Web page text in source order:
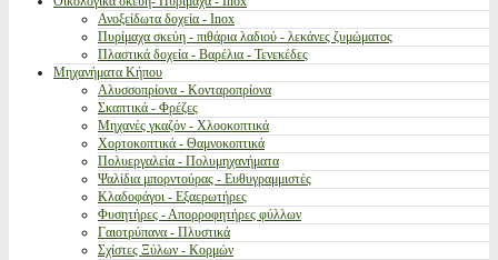
Ανοξείδωτα δοχεία - Inox
Πυρίμαχα σκεύη - πιθάρια λαδιού - λεκάνες ζυμώματος
Πλαστικά δοχεία - Βαρέλια - Τενεκέδες
Μηχανήματα Κήπου
Αλυσσοπρίονα - Κονταροπρίονα
Σκαπτικά - Φρέζες
Μηχανές γκαζόν - Χλοοκοπτικά
Χορτοκοπτικά - Θαμνοκοπτικά
Πολυεργαλεία - Πολυμηχανήματα
Ψαλίδια μπορντούρας - Ευθυγραμμιστές
Κλαδοφάγοι - Εξαερωτήρες
Φυσητήρες - Απορροφητήρες φύλλων
Γαιοτρύπανα - Πλυστικά
Σχίστες Ξύλων - Κορμών